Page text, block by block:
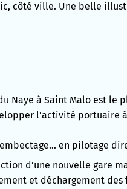
côté ville. Une belle
Naye à Saint Malo est le
l’activité portuaire
en pilotage
d’une nouvelle gare
et déchargement